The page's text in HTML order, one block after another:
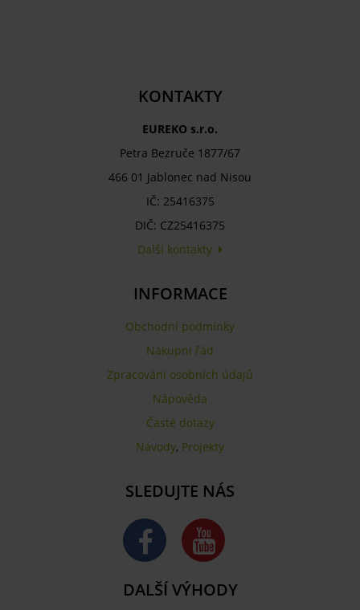
KONTAKTY
EUREKO s.r.o.
Petra Bezruče 1877/67
466 01 Jablonec nad Nisou
IČ: 25416375
DIČ: CZ25416375
Další kontakty
INFORMACE
Obchodní podmínky
Nákupní řád
Zpracování osobních údajů
Nápověda
Časté dotazy
Návody, Projekty
SLEDUJTE NÁS
DALŠÍ VÝHODY